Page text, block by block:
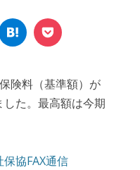
険料（基準額）が
た。最高額は今期
保協FAX通信